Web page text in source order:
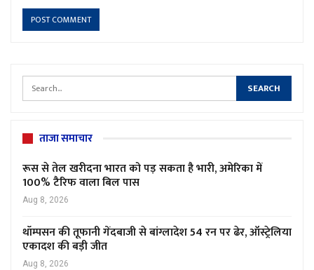
ताजा समाचार
रूस से तेल खरीदना भारत को पड़ सकता है भारी, अमेरिका में
100% टैरिफ वाला बिल पास
Aug 8, 2026
थॉम्पसन की तूफानी गेंदबाजी से बांग्लादेश 54 रन पर ढेर, ऑस्ट्रेलिया
एकादश की बड़ी जीत
Aug 8, 2026